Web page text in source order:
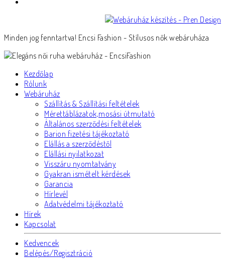
Minden jog fenntartva! Encsi Fashion - Stílusos nők webáruháza
Kezdőlap
Rólunk
Webáruház
Szállítás & Szállítási feltételek
Mérettáblázatok,mosási útmutató
Általános szerződési feltételek
Barion fizetési tájékoztató
Elállás a szerződéstől
Elállási nyilatkozat
Visszáru nyomtatvány
Gyakran ismételt kérdések
Garancia
Hírlevél
Adatvédelmi tájékoztató
Hírek
Kapcsolat
Kedvencek
Belépés/Regisztráció